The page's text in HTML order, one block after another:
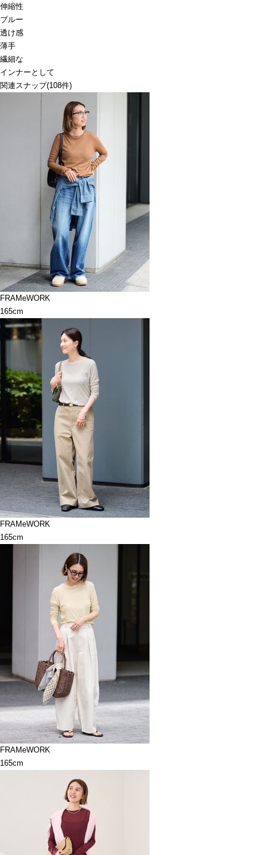
伸縮性
ブルー
透け感
薄手
繊細な
インナーとして
関連スナップ(108件)
FRAMeWORK
165cm
FRAMeWORK
165cm
FRAMeWORK
165cm